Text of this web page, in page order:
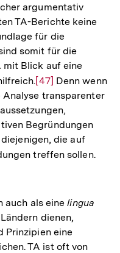
argumentativ
TA-Berichte keine
für die
somit für die
mit Blick auf eine
Zur
Auflösung
der
Fußnote
[47] Denn wenn
transparenter
Begründungen
die auf
treffen sollen.
auch als einelingua
dienen,
Prinzipien eine
TA ist oft von